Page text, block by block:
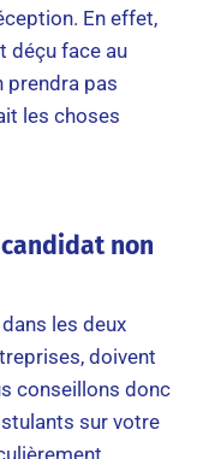
En effet,
déçu face au
prendra pas
les choses
non
les deux
doivent
conseillons donc
sur votre